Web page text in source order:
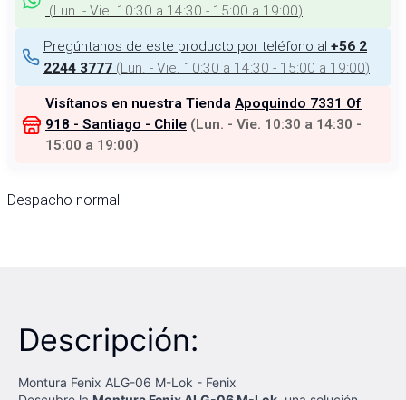
(Lun. - Vie. 10:30 a 14:30 - 15:00 a 19:00)
Pregúntanos de este producto por teléfono al +56 2
2244 3777 (Lun. - Vie. 10:30 a 14:30 - 15:00 a 19:00)
Visítanos en nuestra Tienda Apoquindo 7331 Of
918 - Santiago - Chile (Lun. - Vie. 10:30 a 14:30 -
15:00 a 19:00)
Despacho normal
Descripción:
Montura Fenix ALG-06 M-Lok - Fenix